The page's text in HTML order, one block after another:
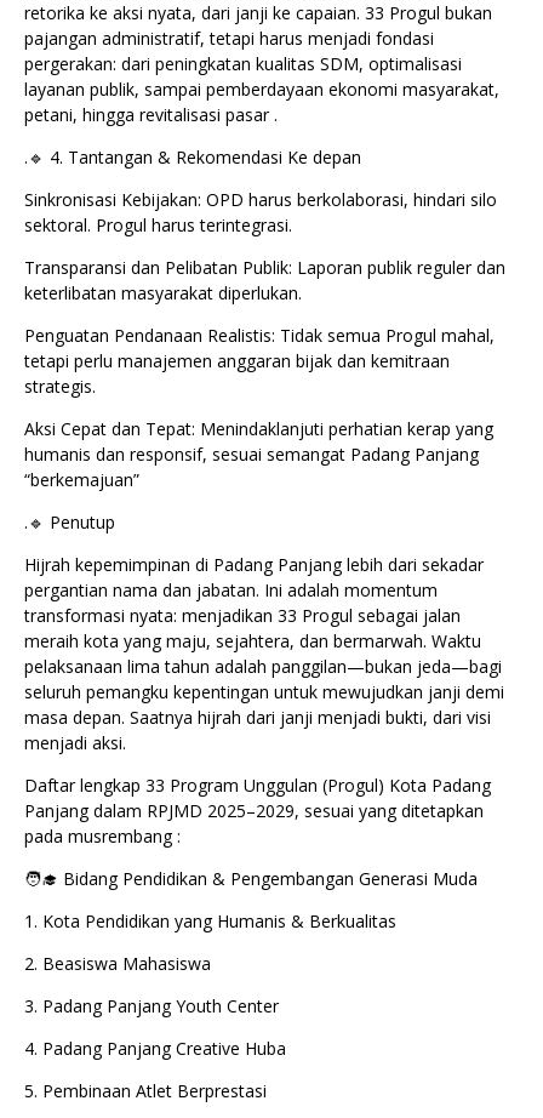
retorika ke aksi nyata, dari janji ke capaian. 33 Progul bukan
pajangan administratif, tetapi harus menjadi fondasi
pergerakan: dari peningkatan kualitas SDM, optimalisasi
layanan publik, sampai pemberdayaan ekonomi masyarakat,
petani, hingga revitalisasi pasar .
.🔹 4. Tantangan & Rekomendasi Ke depan
Sinkronisasi Kebijakan: OPD harus berkolaborasi, hindari silo
sektoral. Progul harus terintegrasi.
Transparansi dan Pelibatan Publik: Laporan publik reguler dan
keterlibatan masyarakat diperlukan.
Penguatan Pendanaan Realistis: Tidak semua Progul mahal,
tetapi perlu manajemen anggaran bijak dan kemitraan
strategis.
Aksi Cepat dan Tepat: Menindaklanjuti perhatian kerap yang
humanis dan responsif, sesuai semangat Padang Panjang
“berkemajuan”
.🔹 Penutup
Hijrah kepemimpinan di Padang Panjang lebih dari sekadar
pergantian nama dan jabatan. Ini adalah momentum
transformasi nyata: menjadikan 33 Progul sebagai jalan
meraih kota yang maju, sejahtera, dan bermarwah. Waktu
pelaksanaan lima tahun adalah panggilan—bukan jeda—bagi
seluruh pemangku kepentingan untuk mewujudkan janji demi
masa depan. Saatnya hijrah dari janji menjadi bukti, dari visi
menjadi aksi.
Daftar lengkap 33 Program Unggulan (Progul) Kota Padang
Panjang dalam RPJMD 2025–2029, sesuai yang ditetapkan
pada musrembang :
🧑‍🎓 Bidang Pendidikan & Pengembangan Generasi Muda
1. Kota Pendidikan yang Humanis & Berkualitas
2. Beasiswa Mahasiswa
3. Padang Panjang Youth Center
4. Padang Panjang Creative Huba
5. Pembinaan Atlet Berprestasi